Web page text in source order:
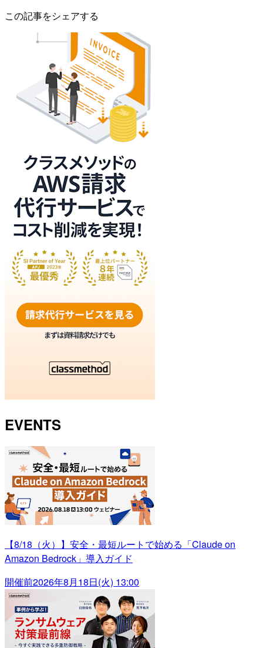
この記事をシェアする
EVENTS
【8/18（火）】安全・最短ルートで始める「Claude on
Amazon Bedrock」導入ガイド
開催前2026年8月18日(火) 13:00